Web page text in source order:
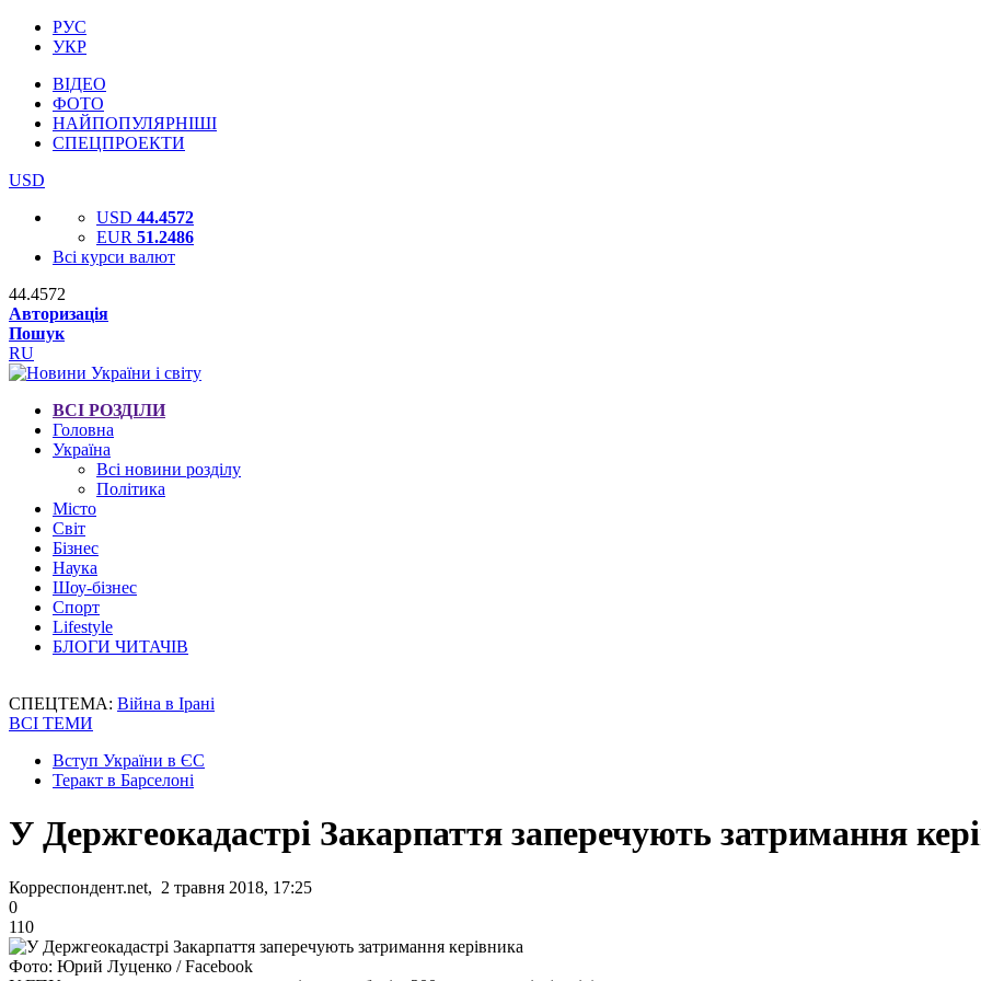
РУС
УКР
ВІДЕО
ФОТО
НАЙПОПУЛЯРНІШІ
СПЕЦПРОЕКТИ
USD
USD 44.4572
EUR 51.2486
Всі курси валют
44.4572
Авторизація
Пошук
RU
ВСІ РОЗДІЛИ
Головна
Україна
Всі новини розділу
Політика
Місто
Світ
Бізнес
Наука
Шоу-бізнес
Спорт
Lifestyle
БЛОГИ ЧИТАЧІВ
СПЕЦТЕМА: Війна в Ірані
ВСІ ТЕМИ
Вступ України в ЄС
Теракт в Барселоні
У Держгеокадастрі Закарпаття заперечують затримання
Корреспондент.net, 2 травня 2018, 17:25
0
110
Фото: Юрий Луценко / Facebook